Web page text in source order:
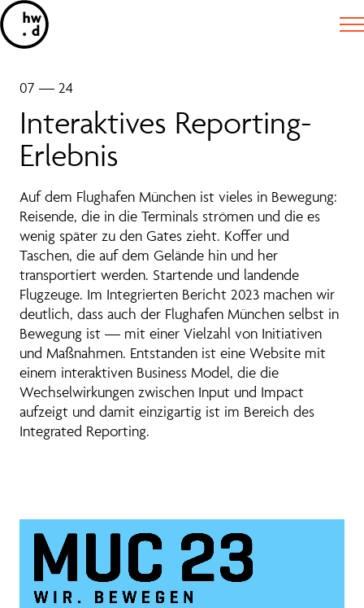
07 — 24
Interaktives Reporting-
Erlebnis
Auf dem Flughafen München ist vieles in Bewegung:
Reisende, die in die Terminals strömen und die es
wenig später zu den Gates zieht. Koffer und
Taschen, die auf dem Gelände hin und her
transportiert werden. Startende und landende
Flugzeuge. Im Integrierten Bericht 2023 machen wir
deutlich, dass auch der Flughafen München selbst in
Bewegung ist — mit einer Vielzahl von Initiativen
und Maßnahmen. Entstanden ist eine Website mit
einem interaktiven Business Model, die die
Wechselwirkungen zwischen Input und Impact
aufzeigt und damit einzigartig ist im Bereich des
Integrated Reporting.